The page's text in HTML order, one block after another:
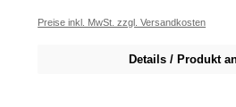
Preise inkl. MwSt. zzgl. Versandkosten
Details / Produkt